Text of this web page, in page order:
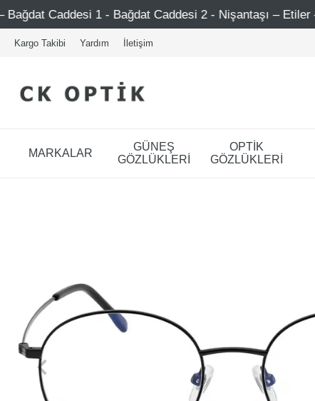
1 - Bağdat Caddesi 2 - Nişantaşı – Etiler – Ataşehir
Kargo Takibi Yardım İletişim
MARKALAR
GÜNEŞ
GÖZLÜKLERİ
OPTİK
GÖZLÜKLERİ